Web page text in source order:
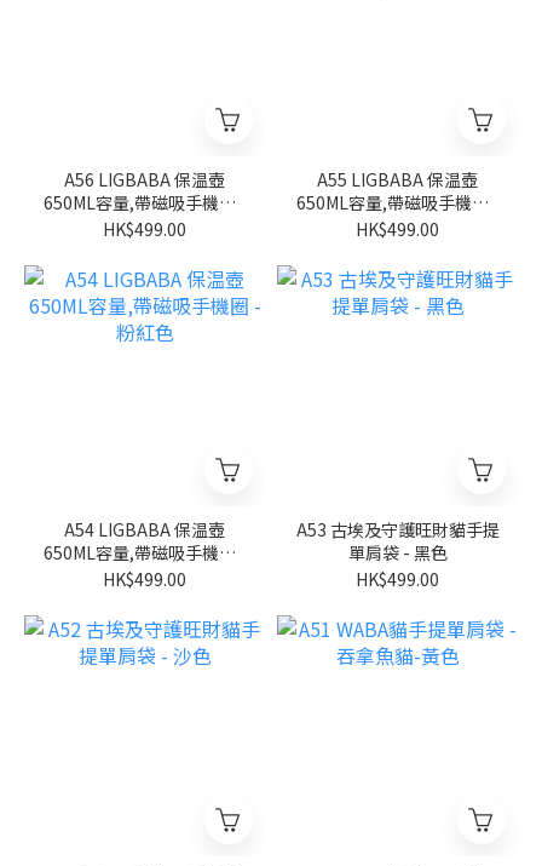
A56 LIGBABA 保温壺
650ML容量,帶磁吸手機圈 -
淺藍色
HK$499.00
A55 LIGBABA 保温壺
650ML容量,帶磁吸手機圈 -
米白色
HK$499.00
A54 LIGBABA 保温壺
650ML容量,帶磁吸手機圈 -
粉紅色
HK$499.00
A53 古埃及守護旺財貓手提
單肩袋 - 黑色
HK$499.00